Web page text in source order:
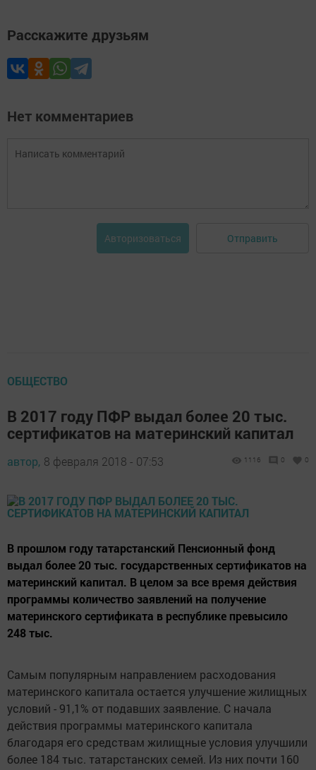
Расскажите друзьям
Нет комментариев
Авторизоваться Отправить
ОБЩЕСТВО
В 2017 году ПФР выдал более 20 тыс.
сертификатов на материнский капитал
автор, 8 февраля 2018 - 07:53 1116 0 0
В прошлом году татарстанский Пенсионный фонд
выдал более 20 тыс. государственных сертификатов на
материнский капитал. В целом за все время действия
программы количество заявлений на получение
материнского сертификата в республике превысило
248 тыс.
Самым популярным направлением расходования
материнского капитала остается улучшение жилищных
условий - 91,1% от подавших заявление. С начала
действия программы материнского капитала
благодаря его средствам жилищные условия улучшили
более 184 тыс. татарстанских семей. Из них почти 160